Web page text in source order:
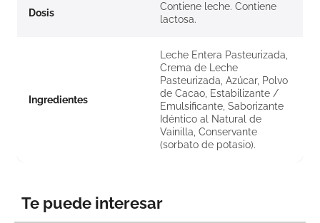
Dosis
Contiene leche. Contiene
lactosa.
Ingredientes
Leche Entera Pasteurizada,
Crema de Leche
Pasteurizada, Azúcar, Polvo
de Cacao, Estabilizante /
Emulsificante, Saborizante
Idéntico al Natural de
Vainilla, Conservante
(sorbato de potasio).
Te puede interesar